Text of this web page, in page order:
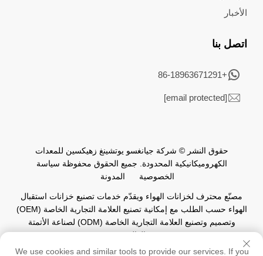
الأخبار
اتصل بنا
+86-18963671291
[email protected]
حقوق النشر © شركة جيانغسو يوتشينغ زهيكسين للمعدات
الكهروميكانيكية المحدودة. جميع الحقوق محفوظة سياسة
الخصوصية
المدونة
مصنّع محترف لخزانات الهواء ويقدّم خدمات تصنيع خزانات استقبال
الهواء حسب الطلب مع إمكانية تصنيع العلامة التجارية الخاصة (OEM)
وتصميم وتصنيع العلامة التجارية الخاصة (ODM) لصناعة الأتمتة
العالمية.
We use cookies and similar tools to provide our services. If you